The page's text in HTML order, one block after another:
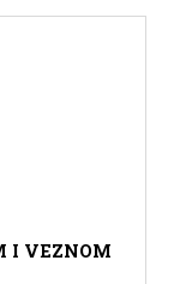
I VEZNOM